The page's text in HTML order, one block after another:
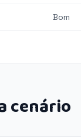
Bom
cenário